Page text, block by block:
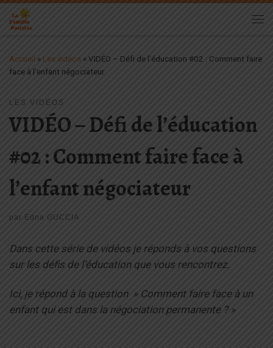
Passer au contenu
Accueil » Les vidéos » VIDÉO – Défi de l’éducation #02 : Comment faire
face à l’enfant négociateur
LES VIDÉOS
VIDÉO – Défi de l’éducation
#02 : Comment faire face à
l’enfant négociateur
par Edna GUCCIA
Dans cette série de vidéos je réponds à vos questions
sur les défis de l’éducation que vous rencontrez.
Ici, je répond à la question » Comment faire face à un
enfant qui est dans la négociation permanente ? »